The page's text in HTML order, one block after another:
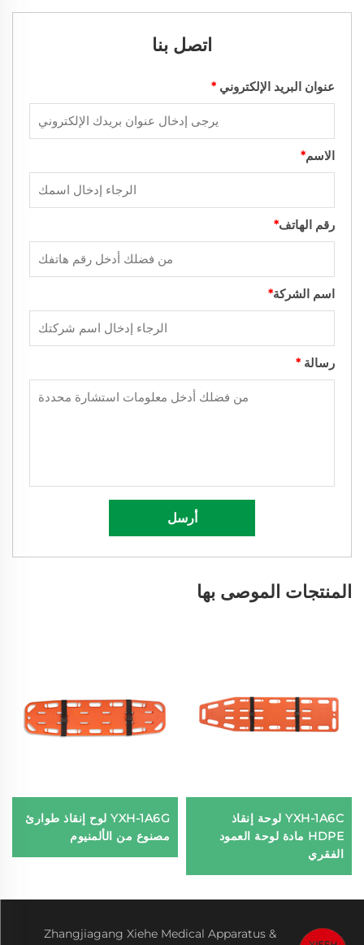
اتصل بنا
عنوان البريد الإلكتروني *
الاسم*
رقم الهاتف*
اسم الشركة*
رسالة *
أرسل
المنتجات الموصى بها
YXH-1A6C لوحة إنقاذ
HDPE مادة لوحة العمود
الفقري
YXH-1A6G لوح إنقاذ طوارئ
مصنوع من الألمنيوم
Zhangjiagang Xiehe Medical Apparatus &